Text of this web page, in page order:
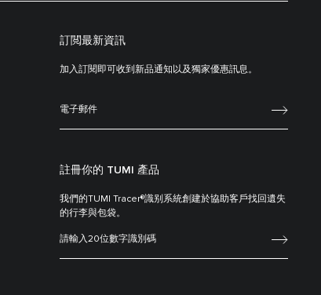
訂閲最新資訊
加入訂閱即可收到新品通知以及獨家優惠訊息。
註冊你的 TUMI 產品
我們的TUMI Tracer®識别系統創建於協助客戶找回遺失
的行李與包袋。